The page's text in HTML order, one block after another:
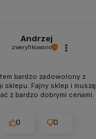
Andrzej
zweryfikowano
bardzo zadowolony z
sklepu. Fajny sklep i muszę
z bardzo dobrymi cenami.
0 0